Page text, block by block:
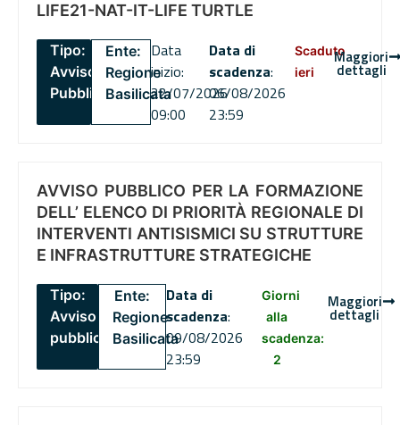
LIFE21-NAT-IT-LIFE TURTLE
Tipo:
Avviso
Pubblico
Ente:
Regione
Basilicata
Data
inizio:
22/07/2026
09:00
Data di
scadenza:
06/08/2026
23:59
Scaduto
ieri
Maggiori
dettagli
AVVISO PUBBLICO PER LA FORMAZIONE
DELL’ ELENCO DI PRIORITÀ REGIONALE DI
INTERVENTI ANTISISMICI SU STRUTTURE
E INFRASTRUTTURE STRATEGICHE
Tipo:
Avviso
pubblico
Ente:
Regione
Basilicata
Data di
scadenza:
09/08/2026
23:59
Giorni
alla
scadenza:
2
Maggiori
dettagli